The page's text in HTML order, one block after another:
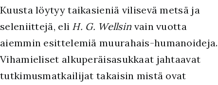
Kuusta löytyy taikasieniä vilisevä metsä ja
seleniittejä, eli H. G. Wellsin vain vuotta
aiemmin esittelemiä muurahais-humanoideja.
Vihamieliset alkuperäisasukkaat jahtaavat
tutkimusmatkailijat takaisin mistä ovat